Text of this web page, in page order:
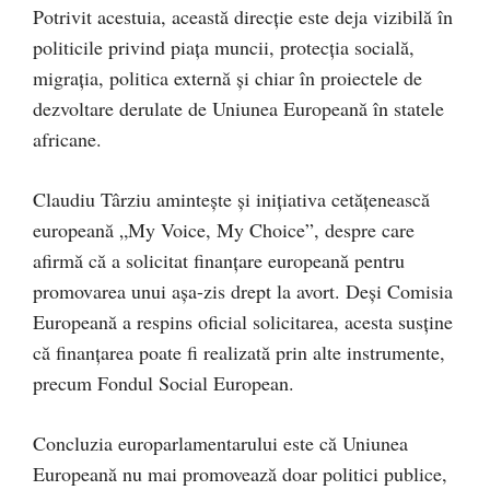
Potrivit acestuia, această direcție este deja vizibilă în
politicile privind piața muncii, protecția socială,
migrația, politica externă și chiar în proiectele de
dezvoltare derulate de Uniunea Europeană în statele
africane.
Claudiu Târziu amintește și inițiativa cetățenească
europeană „My Voice, My Choice”, despre care
afirmă că a solicitat finanțare europeană pentru
promovarea unui așa-zis drept la avort. Deși Comisia
Europeană a respins oficial solicitarea, acesta susține
că finanțarea poate fi realizată prin alte instrumente,
precum Fondul Social European.
Concluzia europarlamentarului este că Uniunea
Europeană nu mai promovează doar politici publice,